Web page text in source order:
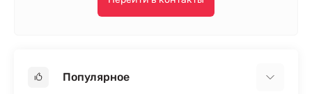
Популярное